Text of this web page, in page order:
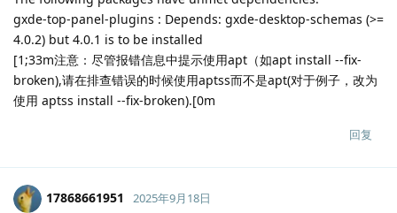
gxde-top-panel-plugins : Depends: gxde-desktop-schemas (>=
4.0.2) but 4.0.1 is to be installed
[1;33m注意：尽管报错信息中提示使用apt（如apt install --fix-
broken),请在排查错误的时候使用aptss而不是apt(对于例子，改为
使用 aptss install --fix-broken).[0m
回复
17868661951 2025年9月18日